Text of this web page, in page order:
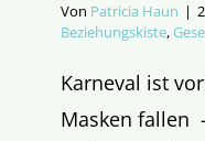
Von Patricia Haun |
Beziehungskiste,
Karneval ist
Masken fallen